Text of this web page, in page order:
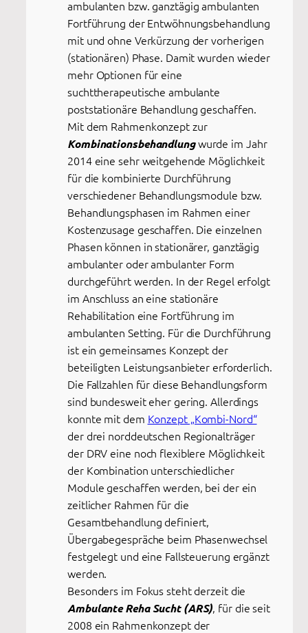
ambulanten bzw. ganztägig ambulanten
Fortführung der Entwöhnungsbehandlung
mit und ohne Verkürzung der vorherigen
(stationären) Phase. Damit wurden wieder
mehr Optionen für eine
suchttherapeutische ambulante
poststationäre Behandlung geschaffen.
Mit dem Rahmenkonzept zur
Kombinationsbehandlungwurde im Jahr
2014 eine sehr weitgehende Möglichkeit
für die kombinierte Durchführung
verschiedener Behandlungsmodule bzw.
Behandlungsphasen im Rahmen einer
Kostenzusage geschaffen. Die einzelnen
Phasen können in stationärer, ganztägig
ambulanter oder ambulanter Form
durchgeführt werden. In der Regel erfolgt
im Anschluss an eine stationäre
Rehabilitation eine Fortführung im
ambulanten Setting. Für die Durchführung
ist ein gemeinsames Konzept der
beteiligten Leistungsanbieter erforderlich.
Die Fallzahlen für diese Behandlungsform
sind bundesweit eher gering. Allerdings
konnte mit dem Konzept „Kombi-Nord“
der drei norddeutschen Regionalträger
der DRV eine noch flexiblere Möglichkeit
der Kombination unterschiedlicher
Module geschaffen werden, bei der ein
zeitlicher Rahmen für die
Gesamtbehandlung definiert,
Übergabegespräche beim Phasenwechsel
festgelegt und eine Fallsteuerung ergänzt
werden.
Besonders im Fokus steht derzeit die
Ambulante Reha Sucht (ARS), für die seit
2008 ein Rahmenkonzept der